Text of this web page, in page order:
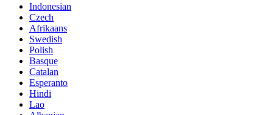
Indonesian
Czech
Afrikaans
Swedish
Polish
Basque
Catalan
Esperanto
Hindi
Lao